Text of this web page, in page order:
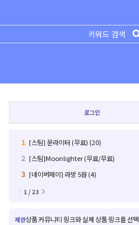
로그인
1 [스팀] 문라이터 (무료) (20)
2 [스팀]Moonlighter (무료/무료)
3 [네이버페이] 라방 5원 (4)
1 / 23
제안